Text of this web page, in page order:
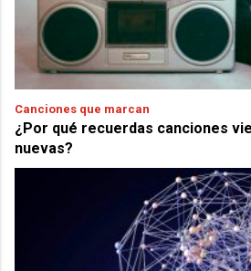
Canciones que marcan
¿Por qué recuerdas canciones
nuevas?